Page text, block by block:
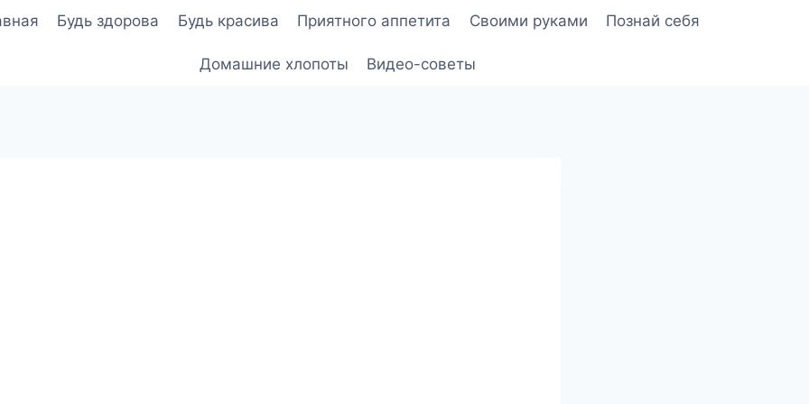
Будь здорова Будь красива Приятного аппетита Своими руками Познай себя
Домашние хлопоты Видео-советы